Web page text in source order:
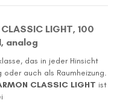
LIGHT, 100
analog
das in jeder Hinsicht
auch als Raumheizung.
CLASSIC LIGHT ist